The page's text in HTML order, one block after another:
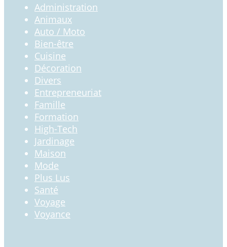
Administration
Animaux
Auto / Moto
Bien-être
Cuisine
Décoration
Divers
Entrepreneuriat
Famille
Formation
High-Tech
Jardinage
Maison
Mode
Plus Lus
Santé
Voyage
Voyance